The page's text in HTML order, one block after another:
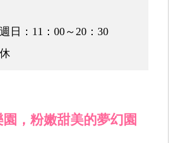
日：11：00～20：30
，粉嫩甜美的夢幻園